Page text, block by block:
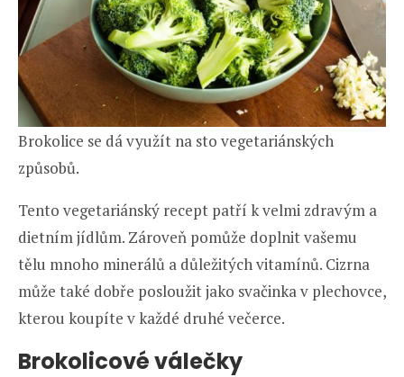
Brokolice se dá využít na sto vegetariánských
způsobů.
Tento vegetariánský recept patří k velmi zdravým a
dietním jídlům. Zároveň pomůže doplnit vašemu
tělu mnoho minerálů a důležitých vitamínů. Cizrna
může také dobře posloužit jako svačinka v plechovce,
kterou koupíte v každé druhé večerce.
Brokolicové válečky